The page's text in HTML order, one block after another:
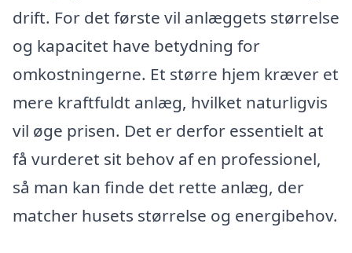
drift. For det første vil anlæggets størrelse
og kapacitet have betydning for
omkostningerne. Et større hjem kræver et
mere kraftfuldt anlæg, hvilket naturligvis
vil øge prisen. Det er derfor essentielt at
få vurderet sit behov af en professionel,
så man kan finde det rette anlæg, der
matcher husets størrelse og energibehov.